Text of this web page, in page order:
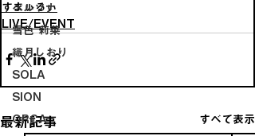
ペルソナ
雪色 莉菜
織月しおり
SOLA
SION
ORCA
すまぃるぃ
LIVE/EVENT
最新記事 すべて表示